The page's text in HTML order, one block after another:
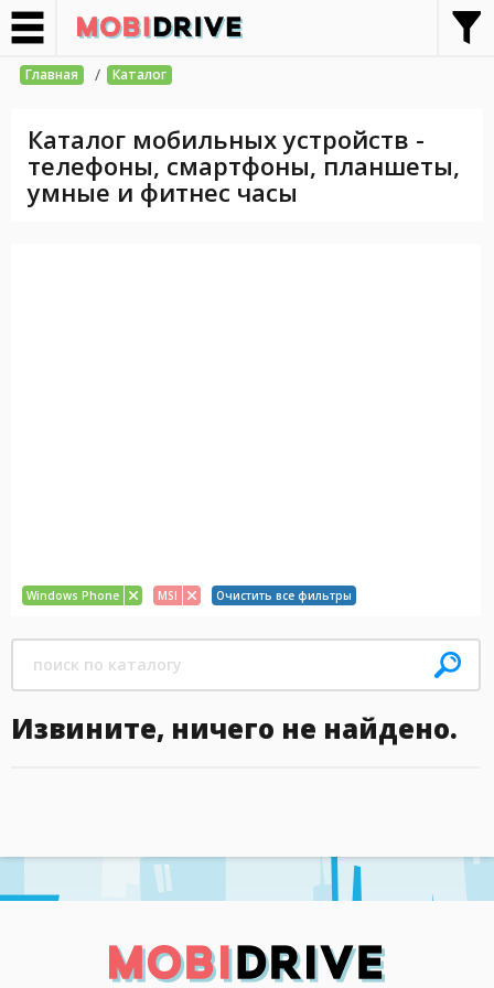
Главная / Каталог
Каталог мобильных устройств -
телефоны, смартфоны, планшеты,
умные и фитнес часы
Windows Phone MSI Очистить все фильтры
Извините, ничего не найдено.